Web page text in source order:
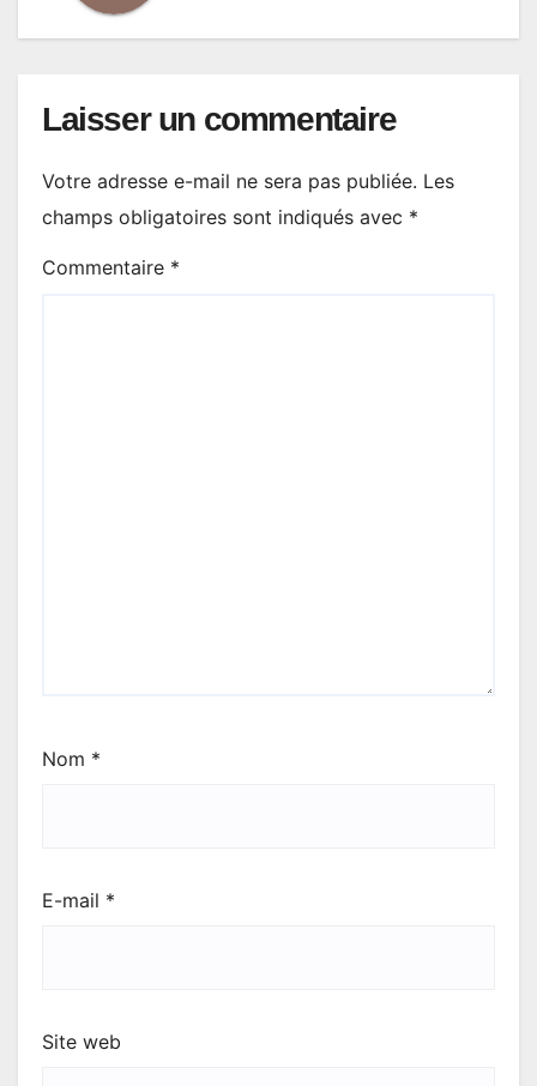
Laisser un commentaire
Votre adresse e-mail ne sera pas publiée. Les
champs obligatoires sont indiqués avec *
Commentaire *
Nom *
E-mail *
Site web